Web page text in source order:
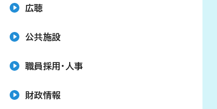
広聴
公共施設
職員採用・人事
財政情報